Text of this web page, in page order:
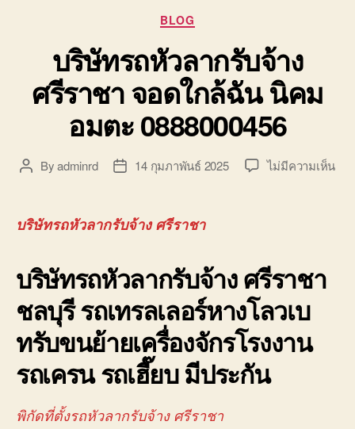
บริการ
รถยก
รับจ้าง
ใน
เขต
บ่อ
วิน
0818900005
Categories
BLOG
บริษัทรถหัวลากรับจ้าง
ศรีราชา จอดใกล้ฉัน นิคม
อมตะ 0888000456
PostByadminrd
Post14 กุมภาพันธ์ 2025 ไม่มีความเห็นบน
บริษัทรถหัวลากรับจ้าง ศรีราชา
บริษัทรถหัวลากรับจ้าง ศรีราชา
ชลบุรี รถเทรลเลอร์หางโลวเบ
ทรับขนย้ายเครื่องจักรโรงงาน
รถเครน รถเฮี๊ยบ มีประกัน
พิกัดที่ตั้งรถหัวลากรับจ้าง ศรีราชา